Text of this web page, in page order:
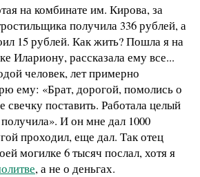
на комбинате им. Кирова, за
получила 336 рублей, а
15 рублей. Как жить? Пошла я на
Илариону, рассказала ему все...
человек, лет примерно
ему: «Брат, дорогой, помолись о
свечку поставить. Работала целый
И он мне дал 1000
проходил, еще дал. Так отец
могилке 6 тысяч послал, хотя я
, а не о деньгах.